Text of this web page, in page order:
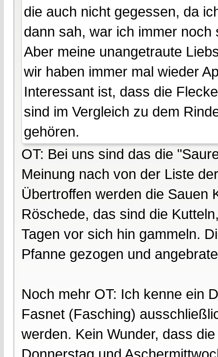
die auch nicht gegessen, da
dann sah, war ich immer
Aber meine unangetraute
wir haben immer mal wieder
Interessant ist, dass die
sind im Vergleich zu dem
gehören.
OT: Bei uns sind das die
Meinung nach von der Liste
Übertroffen werden die Sauen
Röschede, das sind die
Tagen vor sich hin gammeln.
Pfanne gezogen und
Noch mehr OT: Ich kenne ein
Fasnet (Fasching)
werden. Kein Wunder, dass
Donnerstag und